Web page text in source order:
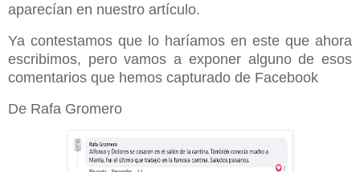
aparecían en nuestro artículo.
Ya contestamos que lo haríamos en este que ahora
escribimos, pero vamos a exponer alguno de esos
comentarios que hemos capturado de Facebook
De Rafa Gromero